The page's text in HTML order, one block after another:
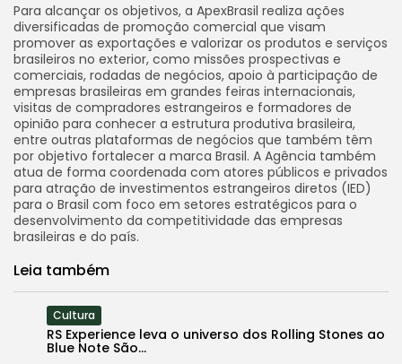
Para alcançar os objetivos, a ApexBrasil realiza ações
diversificadas de promoção comercial que visam
promover as exportações e valorizar os produtos e serviços
brasileiros no exterior, como missões prospectivas e
comerciais, rodadas de negócios, apoio à participação de
empresas brasileiras em grandes feiras internacionais,
visitas de compradores estrangeiros e formadores de
opinião para conhecer a estrutura produtiva brasileira,
entre outras plataformas de negócios que também têm
por objetivo fortalecer a marca Brasil. A Agência também
atua de forma coordenada com atores públicos e privados
para atração de investimentos estrangeiros diretos (IED)
para o Brasil com foco em setores estratégicos para o
desenvolvimento da competitividade das empresas
brasileiras e do país.
Leia também
Cultura
RS Experience leva o universo dos Rolling Stones ao
Blue Note São...